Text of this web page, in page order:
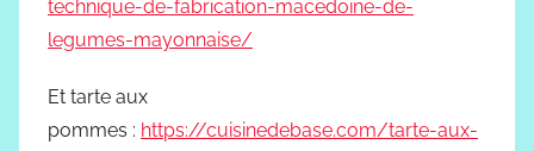
technique-de-fabrication-macedoine-de-
legumes-mayonnaise/
Et tarte aux
pommes : https://cuisinedebase.com/tarte-aux-